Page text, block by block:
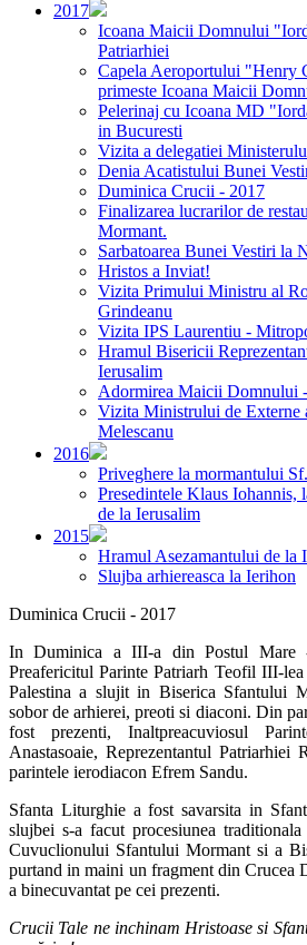
2017
Icoana Maicii Domnului
Patriarhiei
Capela Aeroportului "Henry
primeste Icoana Maicii
Pelerinaj cu Icoana MD
in Bucuresti
Vizita a delegatiei
Denia Acatistului Bunei
Duminica Crucii - 2017
Finalizarea lucrarilor de
Mormant.
Sarbatoarea Bunei Vestiri la
Hristos a Inviat!
Vizita Primului Ministru al
Grindeanu
Vizita IPS Laurentiu -
Hramul Bisericii
Ierusalim
Adormirea Maicii Domnului
Vizita Ministrului de Externe
Melescanu
2016
Priveghere la mormantului
Presedintele Klaus Iohannis,
de la Ierusalim
2015
Hramul Asezamantului de la
Slujba arhiereasca la Ierihon
Duminica Crucii - 2017
In Duminica a III-a din Postul
Preafericitul Parinte Patriarh Teofil III-
Palestina a slujit in Biserica Sfantului
sobor de arhierei, preoti si diaconi. Din
fost prezenti, Inaltpreacuviosul
Anastasoaie, Reprezentantul Patriarhiei
parintele ierodiacon Efrem Sandu.
Sfanta Liturghie a fost savarsita in
slujbei s-a facut procesiunea
Cuvuclionului Sfantului Mormant si a
purtand in maini un fragment din Crucea
a binecuvantat pe cei prezenti.
Crucii Tale ne inchinam Hristoase si